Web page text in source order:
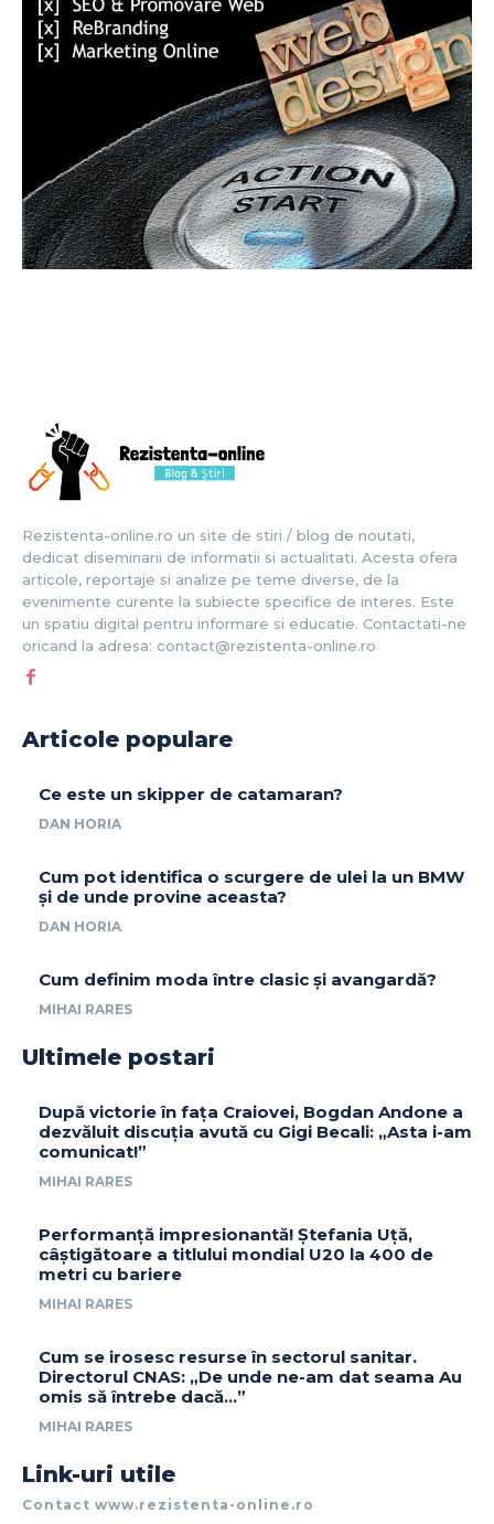
Rezistenta-online.ro un site de stiri / blog de noutati,
dedicat diseminarii de informatii si actualitati. Acesta ofera
articole, reportaje si analize pe teme diverse, de la
evenimente curente la subiecte specifice de interes. Este
un spatiu digital pentru informare si educatie. Contactati-ne
oricand la adresa: contact@rezistenta-online.ro
Articole populare
Ce este un skipper de catamaran?
DAN HORIA
Cum pot identifica o scurgere de ulei la un BMW
și de unde provine aceasta?
DAN HORIA
Cum definim moda între clasic și avangardă?
MIHAI RARES
Ultimele postari
După victorie în fața Craiovei, Bogdan Andone a
dezvăluit discuția avută cu Gigi Becali: „Asta i-am
comunicat!”
MIHAI RARES
Performanță impresionantă! Ștefania Uță,
câștigătoare a titlului mondial U20 la 400 de
metri cu bariere
MIHAI RARES
Cum se irosesc resurse în sectorul sanitar.
Directorul CNAS: „De unde ne-am dat seama Au
omis să întrebe dacă…”
MIHAI RARES
Link-uri utile
Contact www.rezistenta-online.ro